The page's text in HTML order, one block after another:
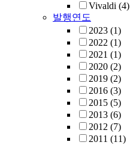
Vivaldi (4)
발행연도
2023 (1)
2022 (1)
2021 (1)
2020 (2)
2019 (2)
2016 (3)
2015 (5)
2013 (6)
2012 (7)
2011 (11)